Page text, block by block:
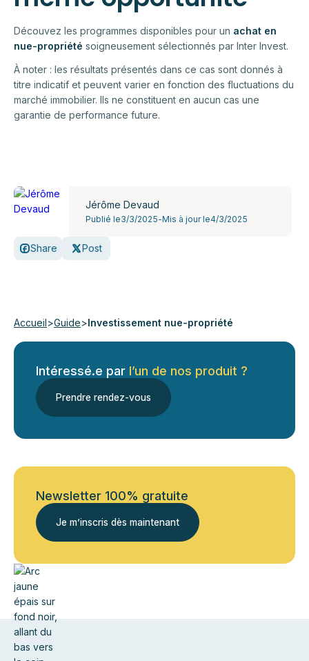
Découvez les programmes disponibles pour un achat en
nue-propriété soigneusement sélectionnés par Inter Invest.
À noter : les résultats présentés dans ce cas sont donnés à
titre indicatif et peuvent varier en fonction des fluctuations du
marché immobilier. Ils ne constituent en aucun cas une
garantie de performance future.
Jérôme Devaud
Publié le3/3/2025-Mis à jour le4/3/2025
Share Post
Accueil>Guide>Investissement nue-propriété
Intéressé.e par l’un de nos produit ?
Prendre rendez-vous
Newsletter 100% gratuite
Je m’inscris dès maintenant